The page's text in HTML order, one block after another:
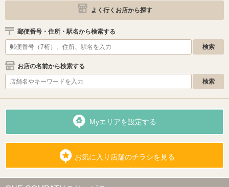
よく行くお店から探す
郵便番号・住所・駅名から検索する
お店の名前から検索する
Myエリアを設定する
お気に入り店舗のチラシを見る